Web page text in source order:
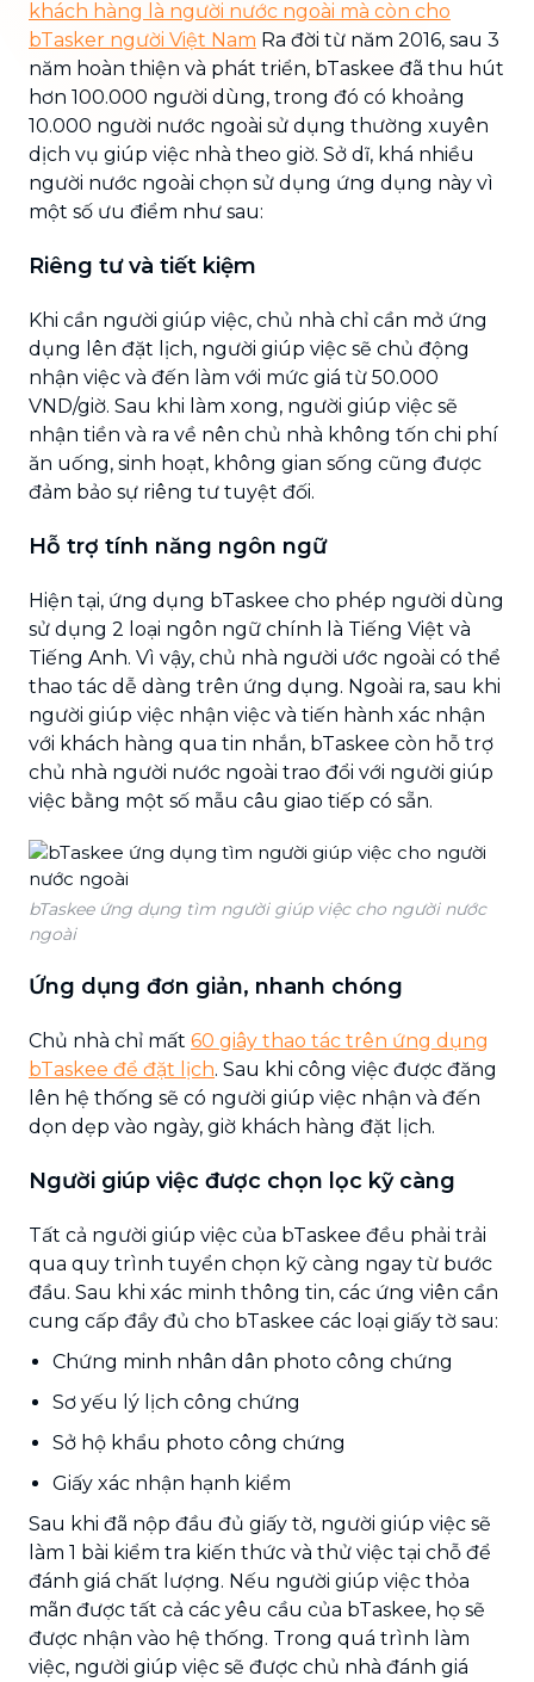
khách hàng là người nước ngoài mà còn cho
bTasker người Việt Nam Ra đời từ năm 2016, sau 3
năm hoàn thiện và phát triển, bTaskee đã thu hút
hơn 100.000 người dùng, trong đó có khoảng
10.000 người nước ngoài sử dụng thường xuyên
dịch vụ giúp việc nhà theo giờ. Sở dĩ, khá nhiều
người nước ngoài chọn sử dụng ứng dụng này vì
một số ưu điểm như sau:
Riêng tư và tiết kiệm
Khi cần người giúp việc, chủ nhà chỉ cần mở ứng
dụng lên đặt lịch, người giúp việc sẽ chủ động
nhận việc và đến làm với mức giá từ 50.000
VND/giờ. Sau khi làm xong, người giúp việc sẽ
nhận tiền và ra về nên chủ nhà không tốn chi phí
ăn uống, sinh hoạt, không gian sống cũng được
đảm bảo sự riêng tư tuyệt đối.
Hỗ trợ tính năng ngôn ngữ
Hiện tại, ứng dụng bTaskee cho phép người dùng
sử dụng 2 loại ngôn ngữ chính là Tiếng Việt và
Tiếng Anh. Vì vậy, chủ nhà người ước ngoài có thể
thao tác dễ dàng trên ứng dụng. Ngoài ra, sau khi
người giúp việc nhận việc và tiến hành xác nhận
với khách hàng qua tin nhắn, bTaskee còn hỗ trợ
chủ nhà người nước ngoài trao đổi với người giúp
việc bằng một số mẫu câu giao tiếp có sẵn.
bTaskee ứng dụng tìm người giúp việc cho người nước
ngoài
Ứng dụng đơn giản, nhanh chóng
Chủ nhà chỉ mất 60 giây thao tác trên ứng dụng
bTaskee để đặt lịch. Sau khi công việc được đăng
lên hệ thống sẽ có người giúp việc nhận và đến
dọn dẹp vào ngày, giờ khách hàng đặt lịch.
Người giúp việc được chọn lọc kỹ càng
Tất cả người giúp việc của bTaskee đều phải trải
qua quy trình tuyển chọn kỹ càng ngay từ bước
đầu. Sau khi xác minh thông tin, các ứng viên cần
cung cấp đầy đủ cho bTaskee các loại giấy tờ sau:
Chứng minh nhân dân photo công chứng
Sơ yếu lý lịch công chứng
Sở hộ khẩu photo công chứng
Giấy xác nhận hạnh kiểm
Sau khi đã nộp đầu đủ giấy tờ, người giúp việc sẽ
làm 1 bài kiểm tra kiến thức và thử việc tại chỗ để
đánh giá chất lượng. Nếu người giúp việc thỏa
mãn được tất cả các yêu cầu của bTaskee, họ sẽ
được nhận vào hệ thống. Trong quá trình làm
việc, người giúp việc sẽ được chủ nhà đánh giá